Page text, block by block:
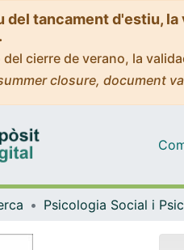
del tancament d'estiu,
cierre de verano, la
closure, document